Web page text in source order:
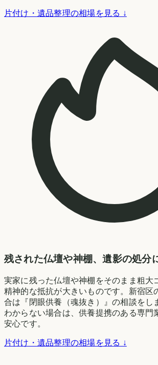
片付け・遺品整理の相場を見る ↓
残された仏壇や神棚、遺影の処分
実家に残った仏壇や神棚をそのまま粗大
精神的な抵抗が大きいものです。新宿区
合は『閉眼供養（魂抜き）』の相談をし
わからない場合は、供養提携のある専門
安心です。
片付け・遺品整理の相場を見る ↓